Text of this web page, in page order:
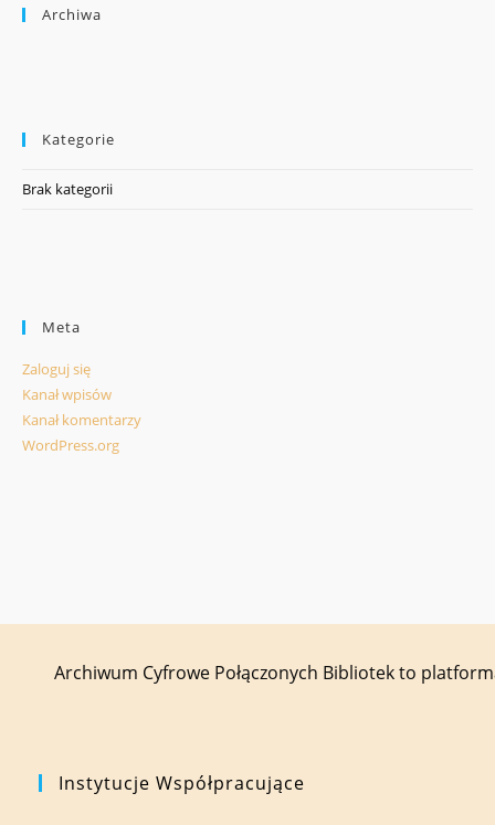
Archiwa
Kategorie
Brak kategorii
Meta
Zaloguj się
Kanał wpisów
Kanał komentarzy
WordPress.org
Archiwum Cyfrowe Połączonych Bibliotek to
Instytucje Współpracujące